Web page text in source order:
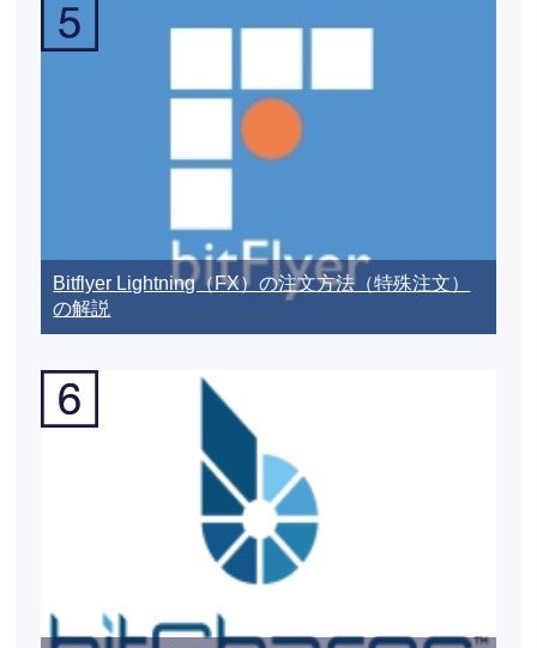
Bitflyer Lightning（FX）の注文方法（特殊注文）
の解説